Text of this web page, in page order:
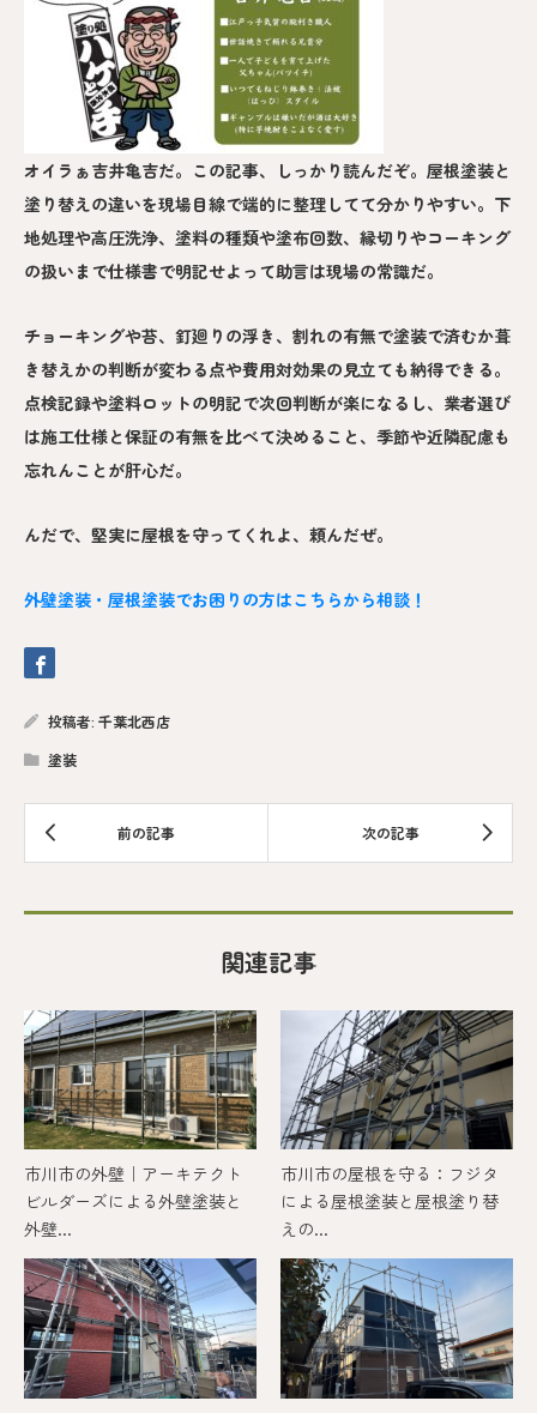
オイラぁ吉井亀吉だ。この記事、しっかり読んだぞ。屋根塗装と
塗り替えの違いを現場目線で端的に整理してて分かりやすい。下
地処理や高圧洗浄、塗料の種類や塗布回数、縁切りやコーキング
の扱いまで仕様書で明記せよって助言は現場の常識だ。
チョーキングや苔、釘廻りの浮き、割れの有無で塗装で済むか葺
き替えかの判断が変わる点や費用対効果の見立ても納得できる。
点検記録や塗料ロットの明記で次回判断が楽になるし、業者選び
は施工仕様と保証の有無を比べて決めること、季節や近隣配慮も
忘れんことが肝心だ。
んだで、堅実に屋根を守ってくれよ、頼んだぜ。
外壁塗装・屋根塗装でお困りの方はこちらから相談！
投稿者: 千葉北西店
塗装
関連記事
市川市の外壁｜アーキテクト
ビルダーズによる外壁塗装と
外壁...
市川市の屋根を守る：フジタ
による屋根塗装と屋根塗り替
えの...